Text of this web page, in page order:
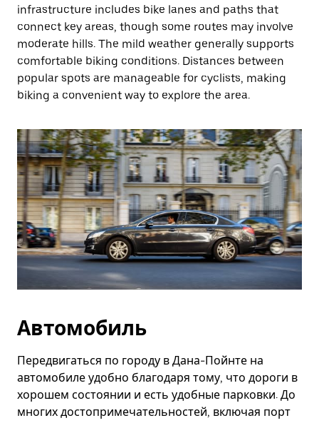
infrastructure includes bike lanes and paths that
connect key areas, though some routes may involve
moderate hills. The mild weather generally supports
comfortable biking conditions. Distances between
popular spots are manageable for cyclists, making
biking a convenient way to explore the area.
Автомобиль
Передвигаться по городу в Дана-Пойнте на
автомобиле удобно благодаря тому, что дороги в
хорошем состоянии и есть удобные парковки. До
многих достопримечательностей, включая порт